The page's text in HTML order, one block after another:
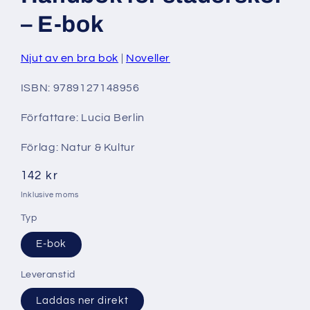
modalfönster
– E-bok
Njut av en bra bok Noveller
ISBN: 9789127148956
Författare: Lucia Berlin
Förlag: Natur & Kultur
Ordinarie
pris
142 kr
Inklusive moms
Typ
E-bok
Leveranstid
Laddas ner direkt